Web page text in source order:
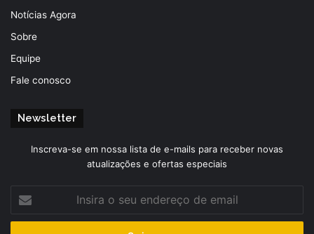
Notícias Agora
Sobre
Equipe
Fale conosco
Newsletter
Inscreva-se em nossa lista de e-mails para receber novas
atualizações e ofertas especiais
seu